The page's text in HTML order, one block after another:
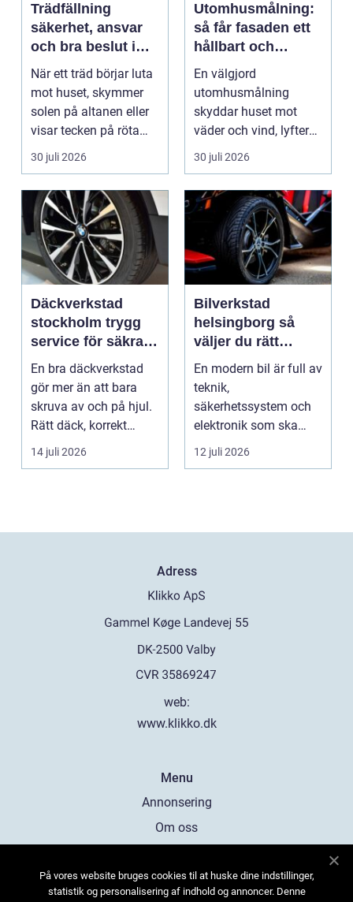
Trädfällning
säkerhet, ansvar
och bra beslut i
trädgården
När ett träd börjar luta
mot huset, skymmer
solen på altanen eller
visar tecken på röta
uppstår ofta...
30 juli 2026
Utomhusmålning:
så får fasaden ett
hållbart och
vackert resultat
En välgjord
utomhusmålning
skyddar huset mot
väder och vind, lyfter
helhetsintrycket...
30 juli 2026
Däckverkstad
stockholm trygg
service för säkra
mil året runt
En bra däckverkstad
gör mer än att bara
skruva av och på hjul.
Rätt däck, korrekt
montering och rege...
14 juli 2026
Bilverkstad
helsingborg så
väljer du rätt
service för din bil
En modern bil är full av
teknik,
säkerhetssystem och
elektronik som ska
fungera tillsammans
varje da...
12 juli 2026
Adress
web:
www.klikko.dk
Menu
Annonsering
Om oss
Kontakta oss
På vores website bruges cookies til at huske dine indstillinger,
statistik og personalisering af indhold og annoncer. Denne